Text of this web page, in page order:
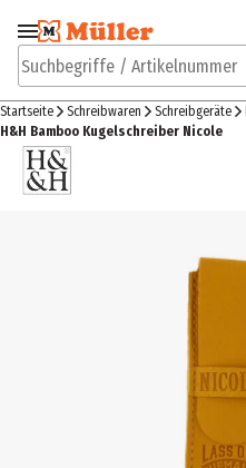
Zur Navigation
springen
Suchbegriffe / Artikelnummer
Startseite Schreibwaren Schreibgeräte
H&H Bamboo Kugelschreiber Nicole